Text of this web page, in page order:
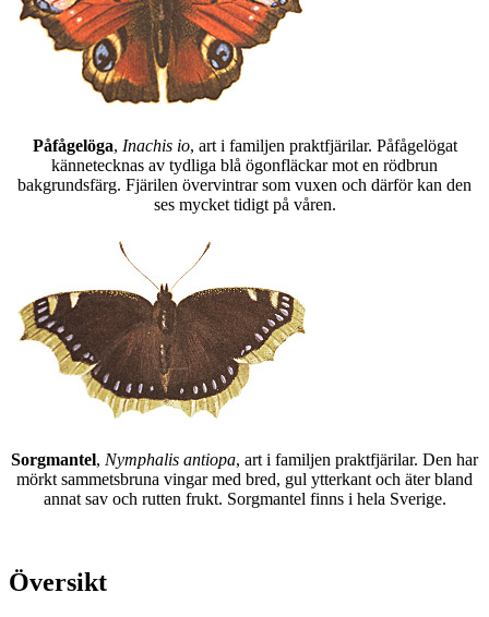
Påfågelöga, Inachis io, art i familjen praktfjärilar. Påfågelögat
kännetecknas av tydliga blå ögonfläckar mot en rödbrun
bakgrundsfärg. Fjärilen övervintrar som vuxen och därför kan den
ses mycket tidigt på våren.
Sorgmantel, Nymphalis antiopa, art i familjen praktfjärilar. Den har
mörkt sammetsbruna vingar med bred, gul ytterkant och äter bland
annat sav och rutten frukt. Sorgmantel finns i hela Sverige.
Översikt